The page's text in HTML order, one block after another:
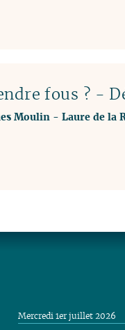
fous ? -
Moulin- Laure de la
Mercredi 1er juillet 2026